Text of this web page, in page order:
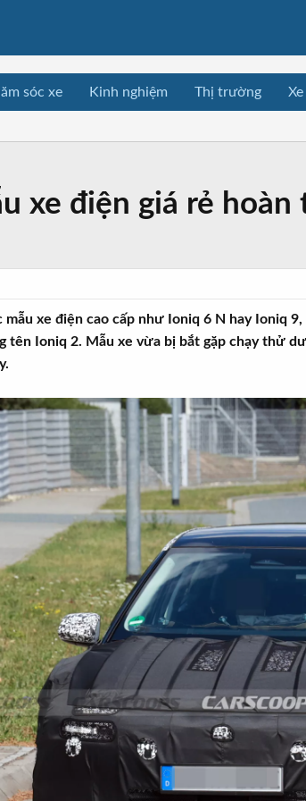
sóc xe Kinh nghiệm Thị trường
xe điện giá rẻ hoàn
mẫu xe điện cao cấp như Ioniq 6 N hay Ioniq
tên Ioniq 2. Mẫu xe vừa bị bắt gặp chạy thử